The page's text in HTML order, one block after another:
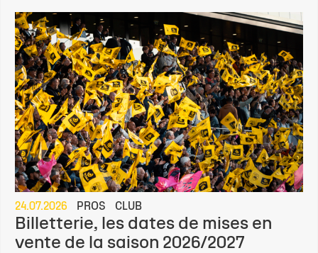
24.07.2026 PROS CLUB
Billetterie, les dates de mises en
vente de la saison 2026/2027